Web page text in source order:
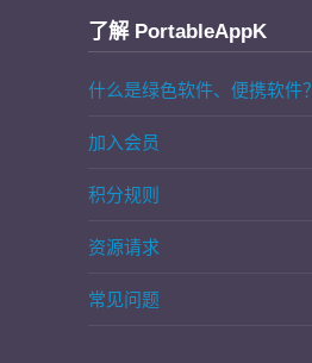
了解 PortableAppK
什么是绿色软件、便携软件？
加入会员
积分规则
资源请求
常见问题